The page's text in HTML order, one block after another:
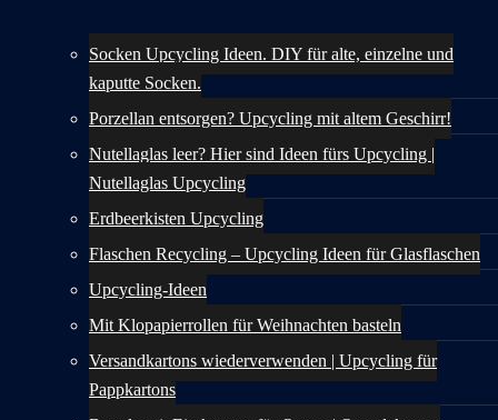
Socken Upcycling Ideen. DIY für alte, einzelne und
kaputte Socken.
Porzellan entsorgen? Upcycling mit altem Geschirr!
Nutellaglas leer? Hier sind Ideen fürs Upcycling |
Nutellaglas Upcycling
Erdbeerkisten Upcycling
Flaschen Recycling – Upcycling Ideen für Glasflaschen
Upcycling-Ideen
Mit Klopapierrollen für Weihnachten basteln
Versandkartons wiederverwenden | Upcycling für
Pappkartons